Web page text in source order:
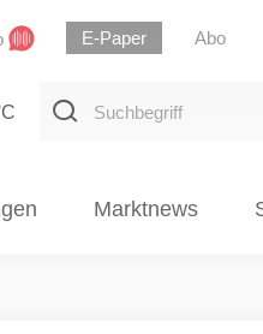
E-Paper Abo
Suchbegriff
Marktnews